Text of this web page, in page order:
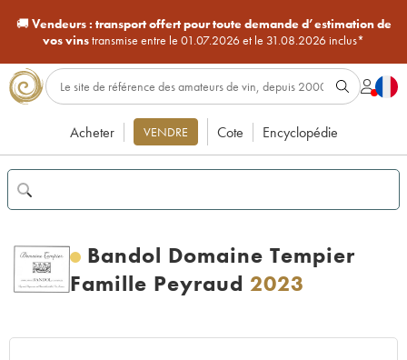
🚚Vendeurs : transport offert pour toute demande d’estimation de
vos vinstransmise entre le 01.07.2026 et le 31.08.2026 inclus*
Acheter VENDRE Cote Encyclopédie
Bandol Domaine Tempier
Famille Peyraud 2023